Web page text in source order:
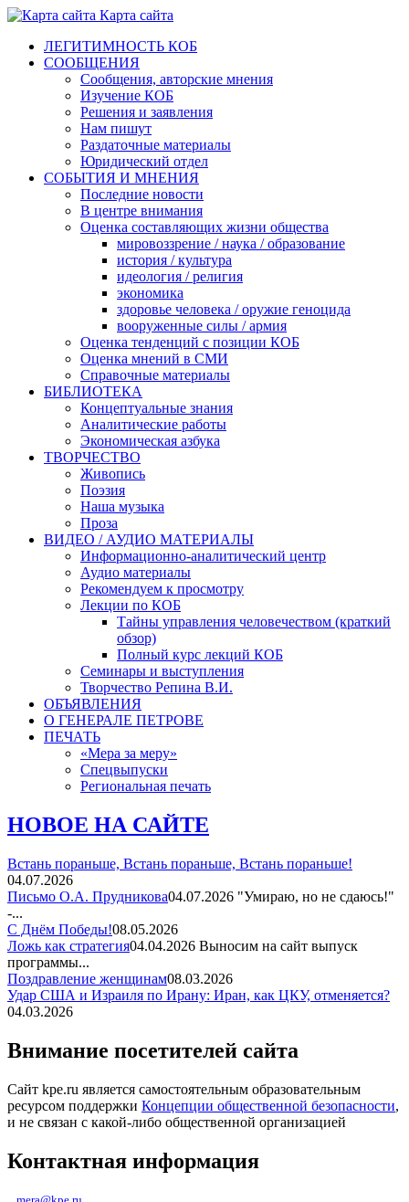
Карта сайта
ЛЕГИТИМНОСТЬ КОБ
СООБЩЕНИЯ
Сообщения, авторские мнения
Изучение КОБ
Решения и заявления
Нам пишут
Раздаточные материалы
Юридический отдел
СОБЫТИЯ И МНЕНИЯ
Последние новости
В центре внимания
Оценка составляющих жизни общества
мировоззрение / наука / образование
история / культура
идеология / религия
экономика
здоровье человека / оружие геноцида
вооруженные силы / армия
Оценка тенденций с позиции КОБ
Оценка мнений в СМИ
Справочные материалы
БИБЛИОТЕКА
Концептуальные знания
Аналитические работы
Экономическая азбука
ТВОРЧЕСТВО
Живопись
Поэзия
Наша музыка
Проза
ВИДЕО / АУДИО МАТЕРИАЛЫ
Информационно-аналитический центр
Аудио материалы
Рекомендуем к просмотру
Лекции по КОБ
Тайны управления человечеством (краткий
обзор)
Полный курс лекций КОБ
Семинары и выступления
Творчество Репина В.И.
ОБЪЯВЛЕНИЯ
О ГЕНЕРАЛЕ ПЕТРОВЕ
ПЕЧАТЬ
«Мера за меру»
Спецвыпуски
Региональная печать
НОВОЕ НА САЙТЕ
Встань пораньше, Встань пораньше, Встань пораньше!
04.07.2026
Письмо О.А. Прудникова04.07.2026 "Умираю, но не сдаюсь!"
-...
С Днём Победы!08.05.2026
Ложь как стратегия04.04.2026 Выносим на сайт выпуск
программы...
Поздравление женщинам08.03.2026
Удар США и Израиля по Ирану: Иран, как ЦКУ, отменяется?
04.03.2026
Внимание посетителей сайта
Сайт kpe.ru является самостоятельным образовательным
ресурсом поддержки Концепции общественной безопасности,
и не связан с какой-либо общественной организацией
Контактная информация